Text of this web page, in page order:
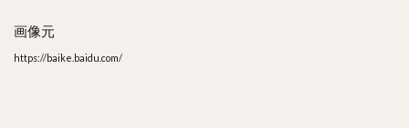
画像元
https://baike.baidu.com/